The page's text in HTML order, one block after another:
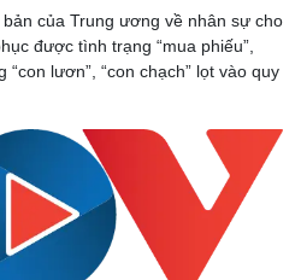
của Trung ương về nhân sự cho
được tình trạng “mua phiếu”,
“con lươn”, “con chạch” lọt vào quy